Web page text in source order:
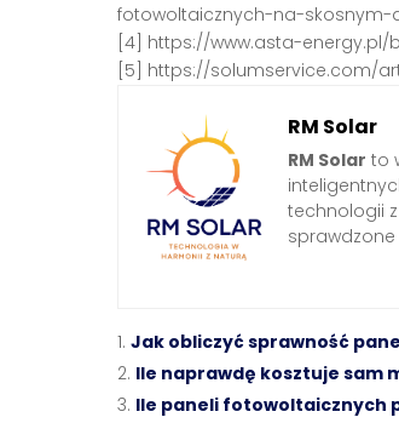
fotowoltaicznych-na-skosnym-
[4] https://www.asta-
[5] https://solumservice.com/
RM Solar
RM Solar to
technologii
Jak obliczyć sprawność
Ile naprawdę kosztuje sam
Ile paneli fotowoltaicznych